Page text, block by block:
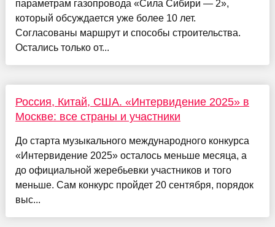
параметрам газопровода «Сила Сибири — 2»,
который обсуждается уже более 10 лет.
Согласованы маршрут и способы строительства.
Остались только от...
Россия, Китай, США. «Интервидение 2025» в
Москве: все страны и участники
До старта музыкального международного конкурса
«Интервидение 2025» осталось меньше месяца, а
до официальной жеребьевки участников и того
меньше. Сам конкурс пройдет 20 сентября, порядок
выс...